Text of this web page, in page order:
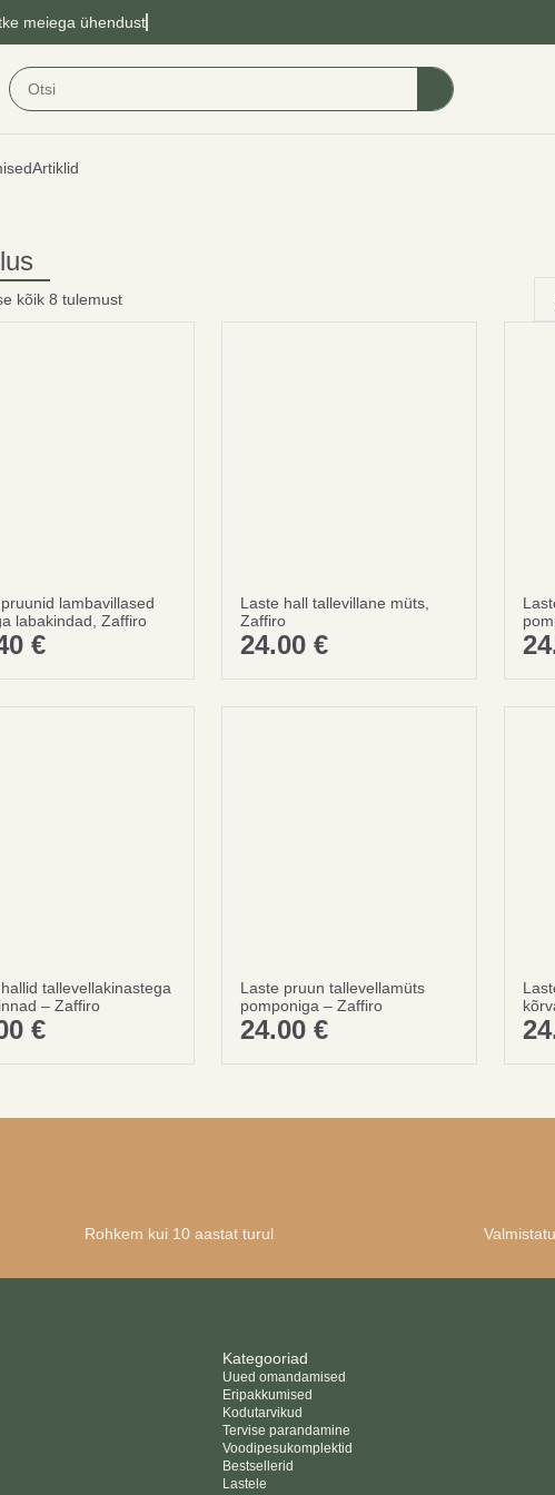
Olge
meiega ühendust
Artiklid
kõik 8 tulemust
lambavillased
labakindad, Zaffiro
€
Laste hall tallevillane müts,
Zaffiro
24.00 €
tallevellakinastega
– Zaffiro
€
Laste pruun tallevellamüts
pomponiga – Zaffiro
24.00 €
Rohkem kui 10 aastat turul
Kategooriad
Uued omandamised
Eripakkumised
Kodutarvikud
Tervise parandamine
Voodipesukomplektid
Bestsellerid
Lastele